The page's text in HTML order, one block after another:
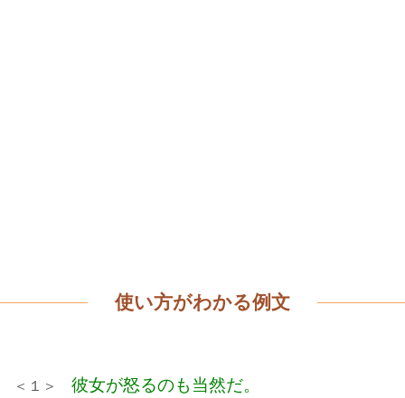
使い方がわかる例文
＜１＞ 彼女が怒るのも当然だ。